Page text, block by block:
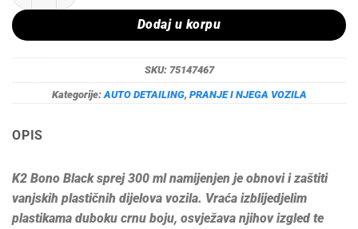
Dodaj u korpu
SKU: 75147467
Kategorije: AUTO DETAILING, PRANJE I NJEGA VOZILA
OPIS
K2 Bono Black sprej 300 ml namijenjen je obnovi i zaštiti
vanjskih plastičnih dijelova vozila. Vraća izblijedjelim
plastikama duboku crnu boju, osvježava njihov izgled te